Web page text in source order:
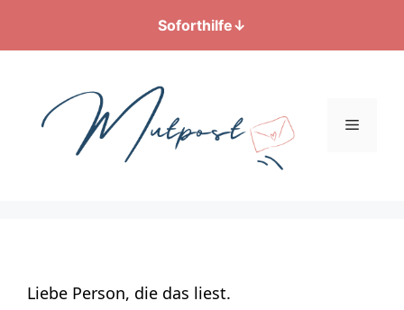
Soforthilfe↓
springen
Menü
Liebe Person, die das liest.